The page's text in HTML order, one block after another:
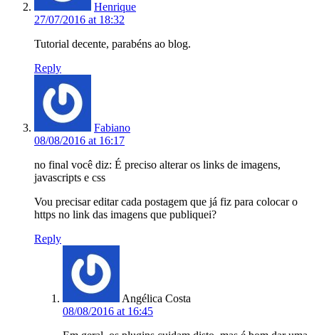
Henrique
27/07/2016 at 18:32
Tutorial decente, parabéns ao blog.
Reply
Fabiano
08/08/2016 at 16:17
no final você diz: É preciso alterar os links de imagens,
javascripts e css
Vou precisar editar cada postagem que já fiz para colocar o
https no link das imagens que publiquei?
Reply
Angélica Costa
08/08/2016 at 16:45